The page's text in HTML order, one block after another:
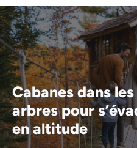
Cabanes dans les
arbres pour
en altitude